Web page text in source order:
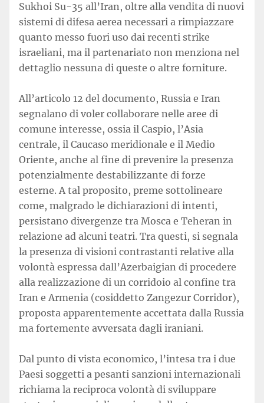
Sukhoi Su-35 all’Iran, oltre alla vendita di nuovi
sistemi di difesa aerea necessari a rimpiazzare
quanto messo fuori uso dai recenti strike
israeliani, ma il partenariato non menziona nel
dettaglio nessuna di queste o altre forniture.
All’articolo 12 del documento, Russia e Iran
segnalano di voler collaborare nelle aree di
comune interesse, ossia il Caspio, l’Asia
centrale, il Caucaso meridionale e il Medio
Oriente, anche al fine di prevenire la presenza
potenzialmente destabilizzante di forze
esterne. A tal proposito, preme sottolineare
come, malgrado le dichiarazioni di intenti,
persistano divergenze tra Mosca e Teheran in
relazione ad alcuni teatri. Tra questi, si segnala
la presenza di visioni contrastanti relative alla
volontà espressa dall’Azerbaigian di procedere
alla realizzazione di un corridoio al confine tra
Iran e Armenia (cosiddetto Zangezur Corridor),
proposta apparentemente accettata dalla Russia
ma fortemente avversata dagli iraniani.
Dal punto di vista economico, l’intesa tra i due
Paesi soggetti a pesanti sanzioni internazionali
richiama la reciproca volontà di sviluppare